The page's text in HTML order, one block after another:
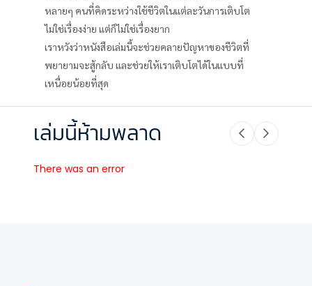
หลายๆ คนที่คิดระหว่างใช้ชีวิตในแต่ละวันการเติบโต
ไม่ใช่เรื่องง่าย แต่ก็ไม่ใช่เรื่องยาก
เราหวังว่าหนังสือเล่มนี้จะช่วยคลายปัญหาของชีวิตที่
พยายามจะสู้กลับ และช่วยให้เราเติบโตได้ในแบบที่
เหนื่อยน้อยที่สุด
เล่มนี้ห้ามพลาด
There was an error